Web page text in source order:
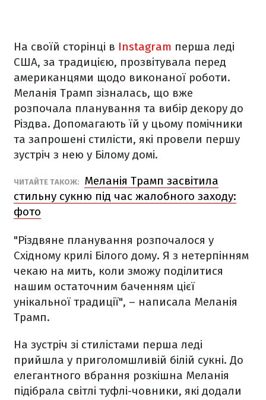
На своїй сторінці в Instagram перша леді
США, за традицією, прозвітувала перед
американцями щодо виконаної роботи.
Меланія Трамп зізналась, що вже
розпочала планування та вибір декору до
Різдва. Допомагають їй у цьому помічники
та запрошені стилісти, які провели першу
зустріч з нею у Білому домі.
ЧИТАЙТЕ ТАКОЖ:
Меланія Трамп засвітила
стильну сукню під час жалобного заходу:
фото
"Різдвяне планування розпочалося у
Східному крилі Білого дому. Я з нетерпінням
чекаю на мить, коли зможу поділитися
нашим остаточним баченням цієї
унікальної традиції", – написала Меланія
Трамп.
На зустріч зі стилістами перша леді
прийшла у приголомшливій білій сукні. До
елегантного вбрання розкішна Меланія
підібрала світлі туфлі-човники, які додали